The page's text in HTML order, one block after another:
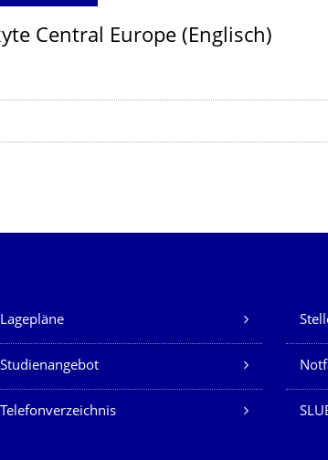
Central Europe (Englisch)
Dienste
Lagepläne
Studienangebot
Telefonverzeichnis